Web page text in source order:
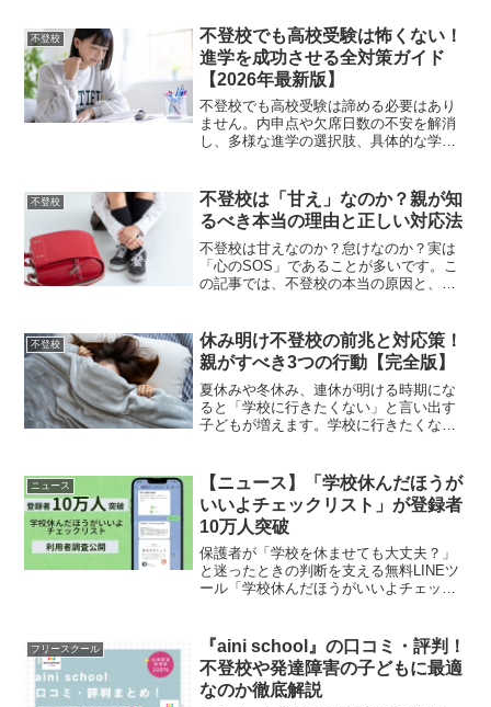
不登校
不登校でも高校受験は怖くない！
進学を成功させる全対策ガイド
【2026年最新版】
不登校でも高校受験は諦める必要はあり
ません。内申点や欠席日数の不安を解消
し、多様な進学の選択肢、具体的な学
信を持って高校生活をスタートさせるた
めの情報が満載です。
不登校
不登校は「甘え」なのか？親が知
るべき本当の理由と正しい対応法
不登校は甘えなのか？怠けなのか？実は
「心のSOS」であることが多いです。こ
の記事では、不登校の本当の原因と、親
不登校
休み明け不登校の前兆と対応策！
親がすべき3つの行動【完全版】
夏休みや冬休み、連休が明ける時期にな
ると「学校に行きたくない」と言い出す
子どもが増えます。学校に行きたくな
せず、解決へ導くための具体的な手順と
相談先を紹介します。
ニュース
【ニュース】「学校休んだほうが
いいよチェックリスト」が登録者
10万人突破
保護者が「学校を休ませても大丈夫？」
と迷ったときの判断を支える無料LINEツ
ール「学校休んだほうがいいよチェック
だほうがいいよチェックリスト」が累計
登録者数10万人を突...
フリースクール
『aini school』の口コミ・評判！
不登校や発達障害の子どもに最適
なのか徹底解説